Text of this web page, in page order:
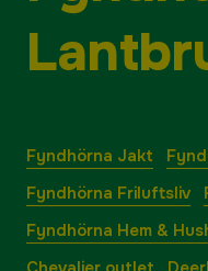
Fyndhörna Jakt
Fyndhörna Friluftsliv
Fyndhörna Hem &